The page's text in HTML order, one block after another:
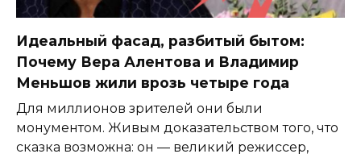
Идеальный фасад, разбитый бытом:
Почему Вера Алентова и Владимир
Меньшов жили врозь четыре года
Для миллионов зрителей они были
монументом. Живым доказательством того, что
сказка возможна: он — великий режиссер,